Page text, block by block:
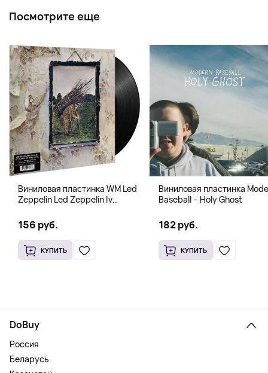
Посмотрите еще
Виниловая пластинка WM Led
Zeppelin Led Zeppelin Iv
156 руб.
КУПИТЬ
Виниловая пластинка
Baseball – Holy Ghost
182 руб.
КУПИТЬ
DoBuy
Россия
Беларусь